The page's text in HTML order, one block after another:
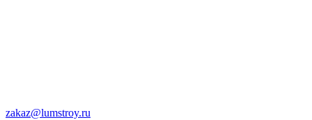
zakaz@lumstroy.ru